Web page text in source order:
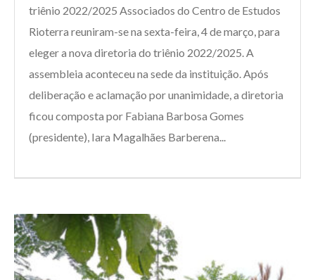
triênio 2022/2025 Associados do Centro de Estudos
Rioterra reuniram-se na sexta-feira, 4 de março, para
eleger a nova diretoria do triênio 2022/2025. A
assembleia aconteceu na sede da instituição. Após
deliberação e aclamação por unanimidade, a diretoria
ficou composta por Fabiana Barbosa Gomes
(presidente), Iara Magalhães Barberena...